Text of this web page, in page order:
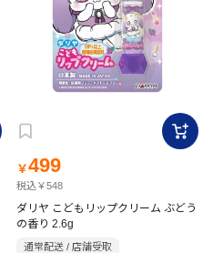
￥499
税込￥548
ダリヤ こどもリップクリーム ぶどう
の香り 2.6g
通常配送 / 店舗受取